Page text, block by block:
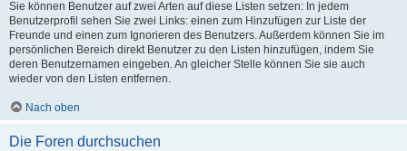
Sie können Benutzer auf zwei Arten auf diese Listen setzen: In jedem
Benutzerprofil sehen Sie zwei Links: einen zum Hinzufügen zur Liste der
Freunde und einen zum Ignorieren des Benutzers. Außerdem können Sie im
persönlichen Bereich direkt Benutzer zu den Listen hinzufügen, indem Sie
deren Benutzernamen eingeben. An gleicher Stelle können Sie sie auch
wieder von den Listen entfernen.
Nach oben
Die Foren durchsuchen